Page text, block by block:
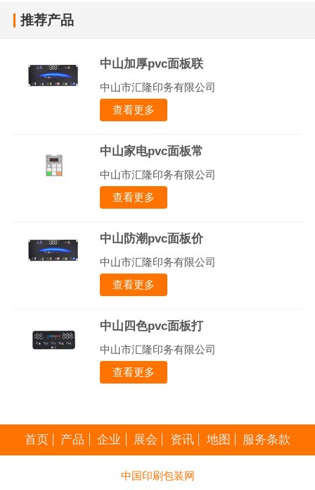
推荐产品
中山加厚pvc面板联
中山市汇隆印务有限公司
查看更多
中山家电pvc面板常
中山市汇隆印务有限公司
查看更多
中山防潮pvc面板价
中山市汇隆印务有限公司
查看更多
中山四色pvc面板打
中山市汇隆印务有限公司
查看更多
首页 产品 企业 展会 资讯 地图 服务条款
中国印刷包装网